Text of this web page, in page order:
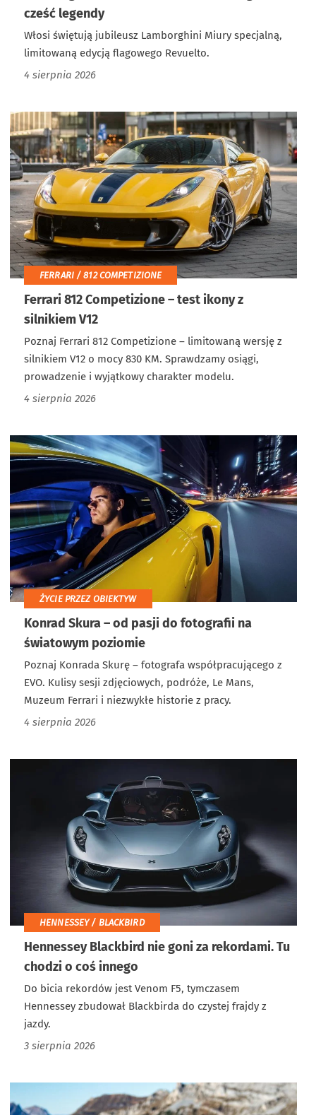
cześć legendy
Włosi świętują jubileusz Lamborghini Miury specjalną,
limitowaną edycją flagowego Revuelto.
4 sierpnia 2026
FERRARI / 812 COMPETIZIONE
Ferrari 812 Competizione – test ikony z
silnikiem V12
Poznaj Ferrari 812 Competizione – limitowaną wersję z
silnikiem V12 o mocy 830 KM. Sprawdzamy osiągi,
prowadzenie i wyjątkowy charakter modelu.
4 sierpnia 2026
ŻYCIE PRZEZ OBIEKTYW
Konrad Skura – od pasji do fotografii na
światowym poziomie
Poznaj Konrada Skurę – fotografa współpracującego z
EVO. Kulisy sesji zdjęciowych, podróże, Le Mans,
Muzeum Ferrari i niezwykłe historie z pracy.
4 sierpnia 2026
HENNESSEY / BLACKBIRD
Hennessey Blackbird nie goni za rekordami. Tu
chodzi o coś innego
Do bicia rekordów jest Venom F5, tymczasem
Hennessey zbudował Blackbirda do czystej frajdy z
jazdy.
3 sierpnia 2026